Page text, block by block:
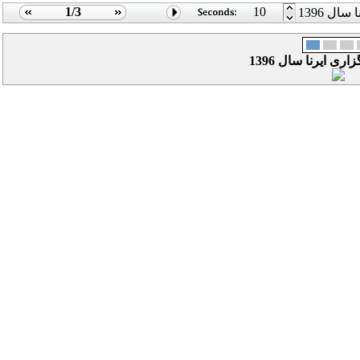
1/3 10 1396
ایرنا سال 1396